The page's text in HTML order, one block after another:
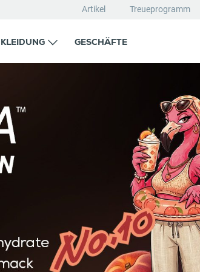
Artikel Treueprogramm
KLEIDUNG GESCHÄFTE